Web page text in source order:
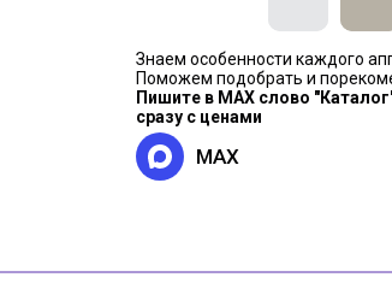
Знаем особенности каждого
Поможем подобрать и
Пишите в MAX слово
сразу с ценами
MAX